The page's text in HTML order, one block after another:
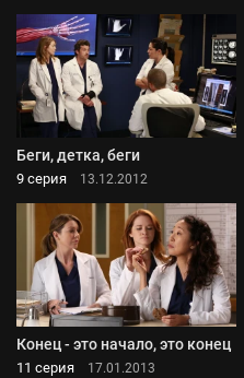
Беги, детка, беги
9 серия 13.12.2012
Конец - это начало, это конец
11 серия 17.01.2013